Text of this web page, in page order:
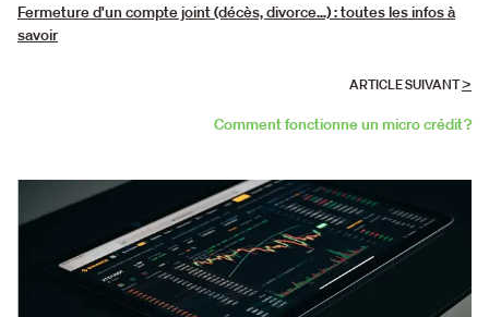
Fermeture d'un compte joint (décès, divorce…) : toutes les infos à
savoir
ARTICLE SUIVANT>
Comment fonctionne un micro crédit ?